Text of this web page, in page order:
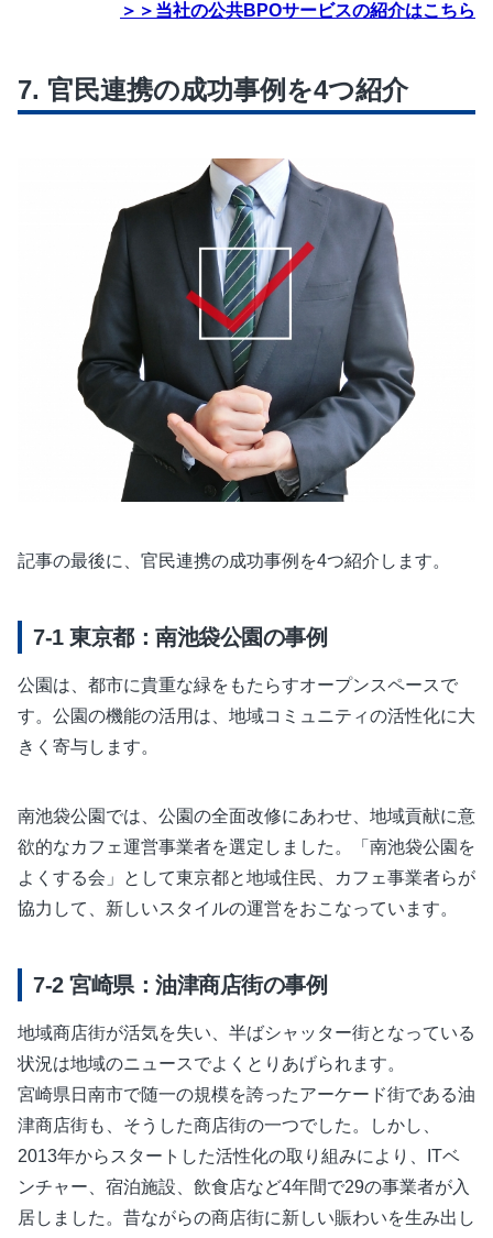
＞＞当社の公共BPOサービスの紹介はこちら
官民連携の成功事例を4つ紹介
記事の最後に、官民連携の成功事例を4つ紹介します。
東京都：南池袋公園の事例
公園は、都市に貴重な緑をもたらすオープンスペースで
す。公園の機能の活用は、地域コミュニティの活性化に大
きく寄与します。
南池袋公園では、公園の全面改修にあわせ、地域貢献に意
欲的なカフェ運営事業者を選定しました。「南池袋公園を
よくする会」として東京都と地域住民、カフェ事業者らが
協力して、新しいスタイルの運営をおこなっています。
宮崎県：油津商店街の事例
地域商店街が活気を失い、半ばシャッター街となっている
状況は地域のニュースでよくとりあげられます。
宮崎県日南市で随一の規模を誇ったアーケード街である油
津商店街も、そうした商店街の一つでした。しかし、
2013年からスタートした活性化の取り組みにより、ITベ
ンチャー、宿泊施設、飲食店など4年間で29の事業者が入
居しました。昔ながらの商店街に新しい賑わいを生み出し